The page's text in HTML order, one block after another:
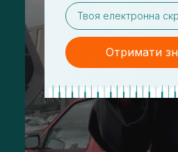
email
Отримати